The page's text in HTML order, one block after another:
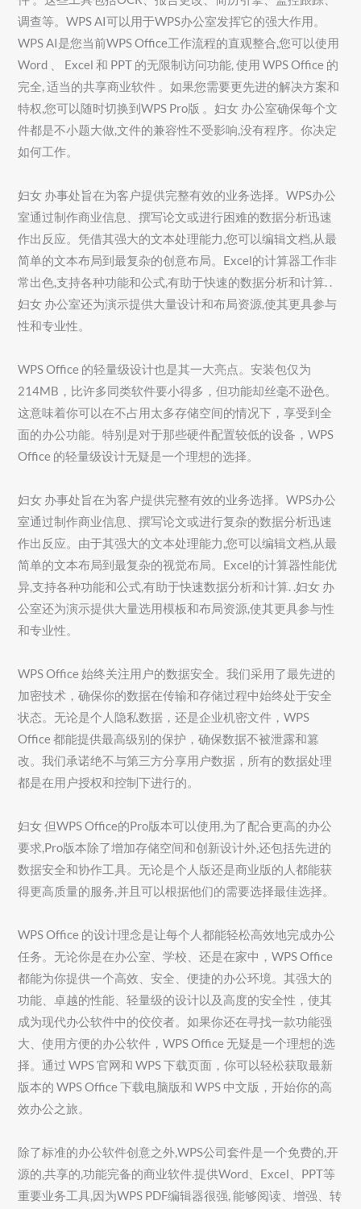
调查等。WPS AI可以用于WPS办公室发挥它的强大作用。
WPS AI是您当前WPS Office工作流程的直观整合,您可以使用
Word 、 Excel 和 PPT 的无限制访问功能, 使用 WPS Office 的
完全, 适当的共享商业软件 。如果您需要更先进的解决方案和
特权,您可以随时切换到WPS Pro版 。妇女 办公室确保每个文
件都是不小题大做,文件的兼容性不受影响,没有程序。你决定
如何工作。
妇女 办事处旨在为客户提供完整有效的业务选择。WPS办公
室通过制作商业信息、撰写论文或进行困难的数据分析迅速
作出反应。凭借其强大的文本处理能力,您可以编辑文档,从最
简单的文本布局到最复杂的创意布局。Excel的计算器工作非
常出色,支持各种功能和公式,有助于快速的数据分析和计算. .
妇女 办公室还为演示提供大量设计和布局资源,使其更具参与
性和专业性。
WPS Office 的轻量级设计也是其一大亮点。安装包仅为
214MB，比许多同类软件要小得多，但功能却丝毫不逊色。
这意味着你可以在不占用太多存储空间的情况下，享受到全
面的办公功能。特别是对于那些硬件配置较低的设备，WPS
Office 的轻量级设计无疑是一个理想的选择。
妇女 办事处旨在为客户提供完整有效的业务选择。WPS办公
室通过制作商业信息、撰写论文或进行复杂的数据分析迅速
作出反应。由于其强大的文本处理能力,您可以编辑文档,从最
简单的文本布局到最复杂的视觉布局。Excel的计算器性能优
异,支持各种功能和公式,有助于快速数据分析和计算. .妇女 办
公室还为演示提供大量选用模板和布局资源,使其更具参与性
和专业性。
WPS Office 始终关注用户的数据安全。我们采用了最先进的
加密技术，确保你的数据在传输和存储过程中始终处于安全
状态。无论是个人隐私数据，还是企业机密文件，WPS
Office 都能提供最高级别的保护，确保数据不被泄露和篡
改。我们承诺绝不与第三方分享用户数据，所有的数据处理
都是在用户授权和控制下进行的。
妇女 但WPS Office的Pro版本可以使用,为了配合更高的办公
要求,Pro版本除了增加存储空间和创新设计外,还包括先进的
数据安全和协作工具。无论是个人版还是商业版的人都能获
得更高质量的服务,并且可以根据他们的需要选择最佳选择。
WPS Office 的设计理念是让每个人都能轻松高效地完成办公
任务。无论你是在办公室、学校、还是在家中，WPS Office
都能为你提供一个高效、安全、便捷的办公环境。其强大的
功能、卓越的性能、轻量级的设计以及高度的安全性，使其
成为现代办公软件中的佼佼者。如果你还在寻找一款功能强
大、使用方便的办公软件，WPS Office 无疑是一个理想的选
择。通过 WPS 官网和 WPS 下载页面，你可以轻松获取最新
版本的 WPS Office 下载电脑版和 WPS 中文版，开始你的高
效办公之旅。
除了标准的办公软件创意之外,WPS公司套件是一个免费的,开
源的,共享的,功能完备的商业软件.提供Word、Excel、PPT等
重要业务工具,因为WPS PDF编辑器很强, 能够阅读、增强、转